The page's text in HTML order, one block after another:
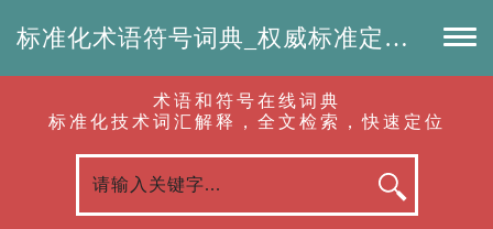
标准化术语符号词典_权威标准定义_专业词汇查询-认准啦（RenZhunLa.com）
术语和符号在线词典
标准化技术词汇解释，全文检索，快速定位